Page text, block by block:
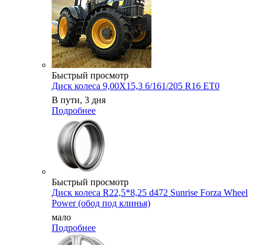
Быстрый просмотр
Диск колеса 9,00X15,3 6/161/205 R16 ET0
В пути, 3 дня
Подробнее
Быстрый просмотр
Диск колеса R22,5*8,25 d472 Sunrise Forza Wheel
Power (обод под клинья)
мало
Подробнее